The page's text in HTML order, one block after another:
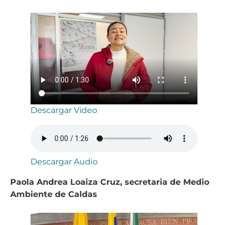
Descargar Video
Descargar Audio
Paola Andrea Loaiza Cruz, secretaria de Medio
Ambiente de Caldas